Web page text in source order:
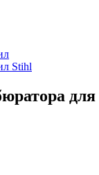
Stihl